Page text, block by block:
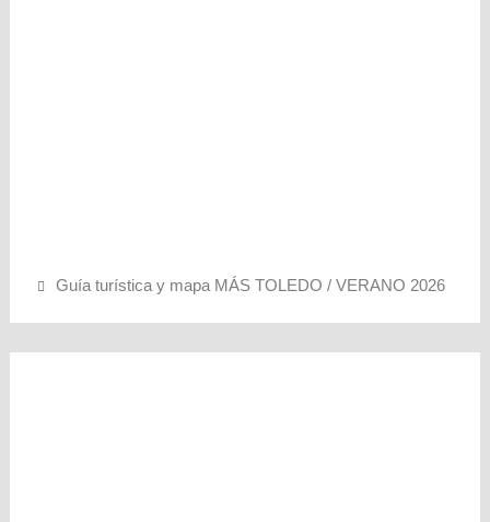
Guía turística y mapa MÁS TOLEDO / VERANO 2026